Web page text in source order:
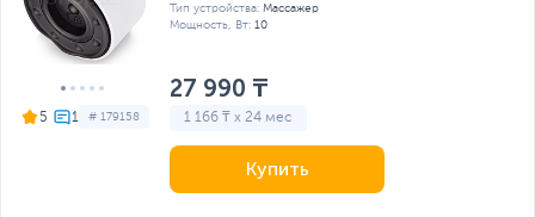
5 # 179158
Тип устройства: Массажер
Мощность, Вт: 10
27 990 ₸
1 166 ₸ x 24 мес
Купить